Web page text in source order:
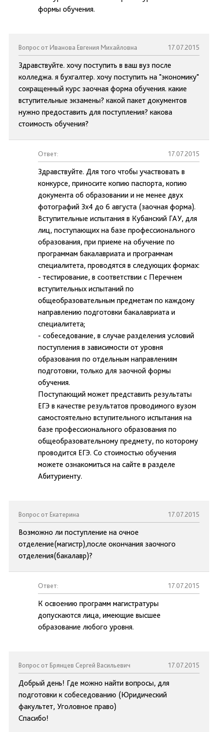
формы обучения.
Вопрос от Иванова Евгения Михайловна 17.07.2015
Здравствуйте. хочу поступить в ваш вуз после
колледжа. я бухгалтер. хочу поступить на "экономику"
сокращенный курс заочная форма обучения. какие
вступительные экзамены? какой пакет документов
нужно предоставить для поступления? какова
стоимость обучения?
Ответ: 17.07.2015
Здравствуйте. Для того чтобы участвовать в
конкурсе, приносите копию паспорта, копию
документа об образовании и не менее двух
фотографий 3х4 до 6 августа (заочная форма).
Вступительные испытания в Кубанский ГАУ, для
лиц, поступающих на базе профессионального
образования, при приеме на обучение по
программам бакалавриата и программам
специалитета, проводятся в следующих формах:
- тестирование, в соответствии с Перечнем
вступительных испытаний по
общеобразовательным предметам по каждому
направлению подготовки бакалавриата и
специалитета;
- собеседование, в случае разделения условий
поступления в зависимости от уровня
образования по отдельным направлениям
подготовки, только для заочной формы
обучения.
Поступающий может представить результаты
ЕГЭ в качестве результатов проводимого вузом
самостоятельно вступительного испытания на
базе профессионального образования по
общеобразовательному предмету, по которому
проводится ЕГЭ. Со стоимостью обучения
можете ознакомиться на сайте в разделе
Абитуриенту.
Вопрос от Екатерина 17.07.2015
Возможно ли поступление на очное
отделение(магистр),после окончания заочного
отделения(бакалавр)?
Ответ: 17.07.2015
К освоению программ магистратуры
допускаются лица, имеющие высшее
образование любого уровня.
Вопрос от Брянцев Сергей Васильевич 17.07.2015
Добрый день! Где можно найти вопросы, для
подготовки к собеседованию (Юридический
факультет, Уголовное право)
Спасибо!